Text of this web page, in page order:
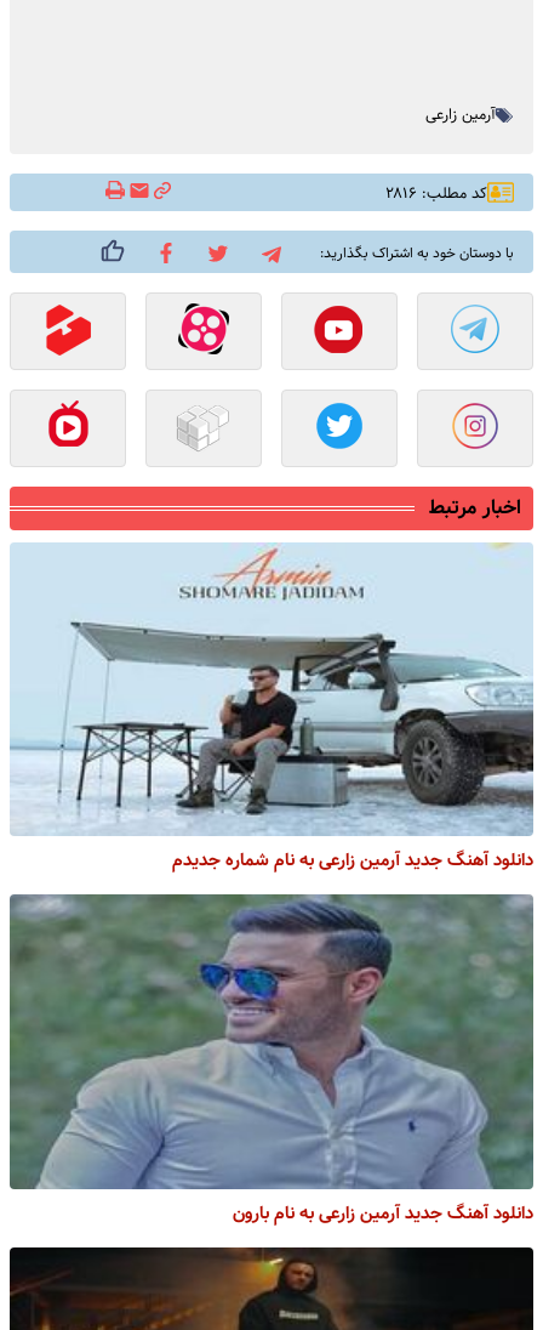
آرمین زارعی
کد مطلب: ۲۸۱۶
با دوستان خود به اشتراک بگذارید:
اخبار مرتبط
دانلود آهنگ جدید آرمین زارعی به نام شماره جدیدم
دانلود آهنگ جدید آرمین زارعی به نام بارون